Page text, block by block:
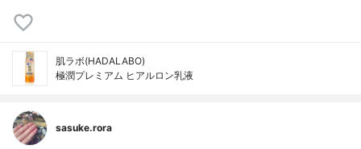
肌ラボ(HADALABO)
極潤プレミアム ヒアルロン乳液
sasuke.rora